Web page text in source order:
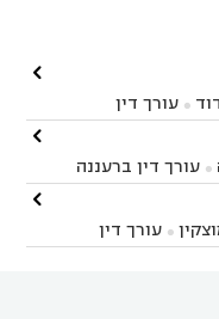

עורך דין
דין בגן יבנה
בקרית מלאכי

 עורך דין ברעננה
עורך דין בהוד
עורך דין בקדימה


עורך דין
עורך דין
